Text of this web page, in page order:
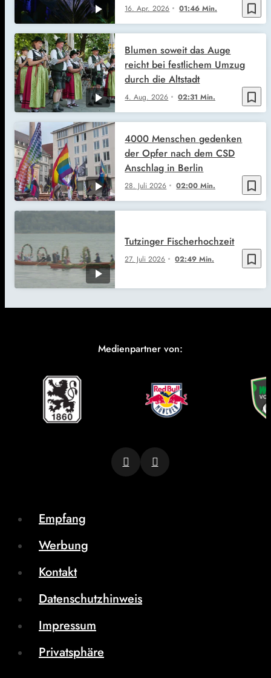
bookmark_border
16. Apr. 2026 01:46 Min.
bookmark_border
4. Aug. 2026 02:31 Min.
Blumen soweit das Auge
reicht bei festlichem Umzug
durch die Altstadt
bookmark_border
28. Juli 2026 02:00 Min.
4000 Menschen gedenken
der Opfer nach dem CSD
Anschlag in Berlin
bookmark_border
27. Juli 2026 02:49 Min.
Tutzinger Fischerhochzeit
Medienpartner von:
Empfang
Werbung
Kontakt
Datenschutzhinweis
Impressum
Privatsphäre